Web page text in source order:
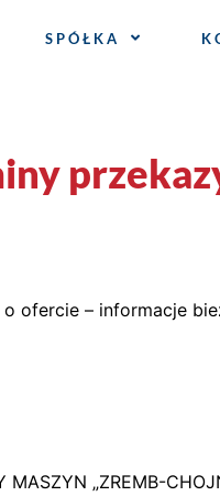
SPÓŁKA
ofercie – informacje
MASZYN „ZREMB-